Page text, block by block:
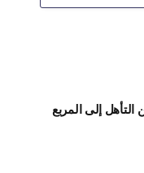
إلى المربع